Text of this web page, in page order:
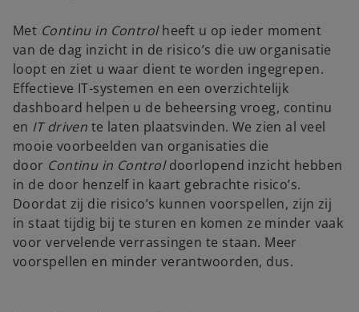
Met Continu in Controlheeft u op ieder moment
van de dag inzicht in de risico’s die uw organisatie
loopt en ziet u waar dient te worden ingegrepen.
Effectieve IT-systemen en een overzichtelijk
dashboard helpen u de beheersing vroeg, continu
en IT driven te laten plaatsvinden. We zien al veel
mooie voorbeelden van organisaties die
door Continu in Controldoorlopend inzicht hebben
in de door henzelf in kaart gebrachte risico’s.
Doordat zij die risico’s kunnen voorspellen, zijn zij
in staat tijdig bij te sturen en komen ze minder vaak
voor vervelende verrassingen te staan. Meer
voorspellen en minder verantwoorden, dus.